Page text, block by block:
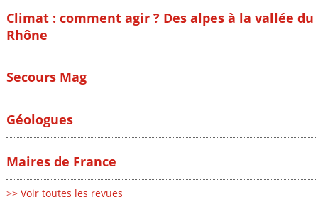
Climat : comment agir ? Des alpes à la vallée du
Rhône
Secours Mag
Géologues
Maires de France
>> Voir toutes les revues